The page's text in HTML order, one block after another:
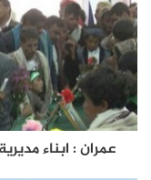
عمران : ابناء